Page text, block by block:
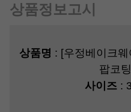
상품정보고시
상품명 : [우정베이크
팝코
사이즈 :